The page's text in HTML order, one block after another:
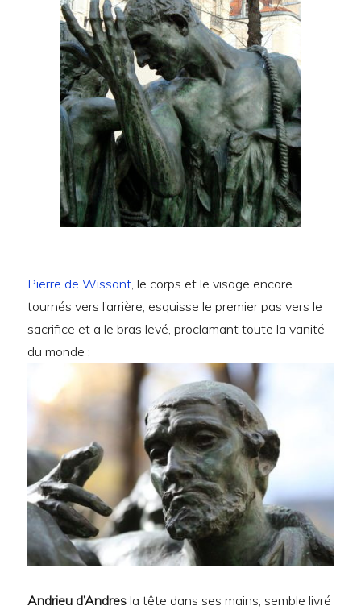
Pierre de Wissant, le corps et le visage encore
tournés vers l’arrière, esquisse le premier pas vers le
sacrifice et a le bras levé, proclamant toute la vanité
du monde ;
Andrieu d’Andres la tête dans ses mains, semble livré